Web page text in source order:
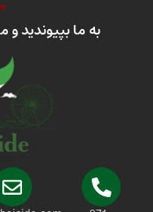
بپیوندید و مشاوره